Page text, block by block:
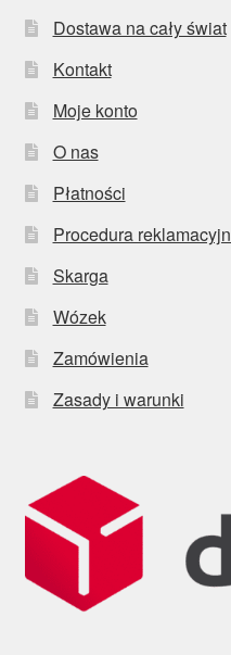
Dostawa na cały świat
Kontakt
Moje konto
O nas
Płatności
Procedura
Skarga
Wózek
Zamówienia
Zasady i warunki